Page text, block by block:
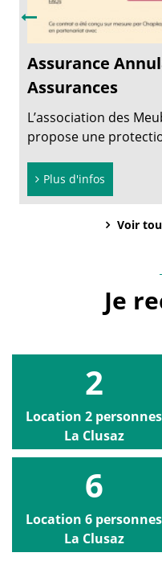
Assurance
Assurances
L’association des
propose une
Plus d'infos
Voir
Je
2
Location 2 personnes
La Clusaz
6
Location 6 personnes
La Clusaz